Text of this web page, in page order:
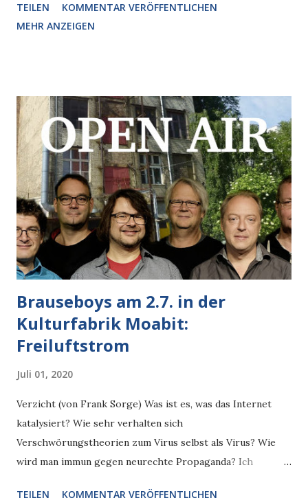
weniger erlaubt, neue Erkenntnisse kamen dazu,
Regelungen wurden angepasst. Jetzt gehen so die Wochen
muss sich was ändern, damit sich auch was zum Guten
ändern könnte. Verzwickte Sache. Verloren hat man, wenn
man denkt, dass sich Dinge zurück ändern sollten. Zurück
dahin, wo es auch nicht gut war, das zeigt sich ja meistens
erst, wenn sich was ändert. Aber nicht nur deswegen.
Zurück ändern geht so wenig wie Zeitreisen. Es wäre
außerdem total unlogisch, wenn ich wieder herausfinden
würde aus dem Labyrinth meiner Gedanken mit der
Beobachtung, dass sic...
TEILEN
KOMMENTAR VERÖFFENTLICHEN
MEHR ANZEIGEN
Brauseboys am 2.7. in der
Kulturfabrik Moabit:
Freiluftstrom
Juli 01, 2020
Verzicht (von Frank Sorge) Was ist es, was das Internet
katalysiert? Wie sehr verhalten sich
Verschwörungstheorien zum Virus selbst als Virus? Wie
wird man immun gegen neurechte Propaganda? Ich
TEILEN KOMMENTAR VERÖFFENTLICHEN